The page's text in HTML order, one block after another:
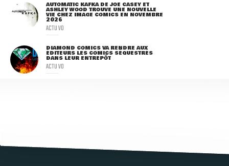
AUTOMATIC KAFKA DE JOE CASEY ET
ASHLEY WOOD TROUVE UNE NOUVELLE
VIE CHEZ IMAGE COMICS EN NOVEMBRE
2026
ACTU VO
DIAMOND COMICS VA RENDRE AUX
ÉDITEURS LES COMICS SÉQUESTRÉS
DANS LEUR ENTREPÔT
ACTU VO